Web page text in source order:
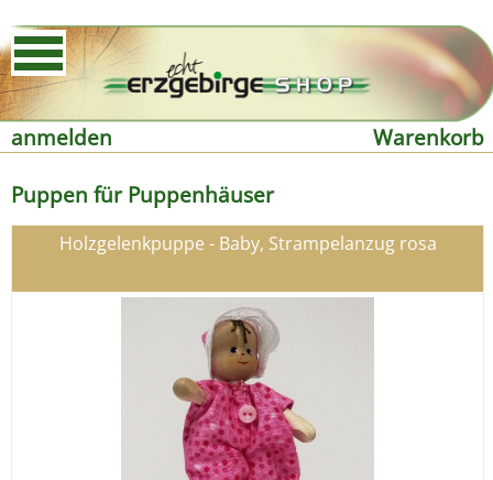
anmelden
Warenkorb
Puppen für Puppenhäuser
Holzgelenkpuppe - Baby, Strampelanzug rosa